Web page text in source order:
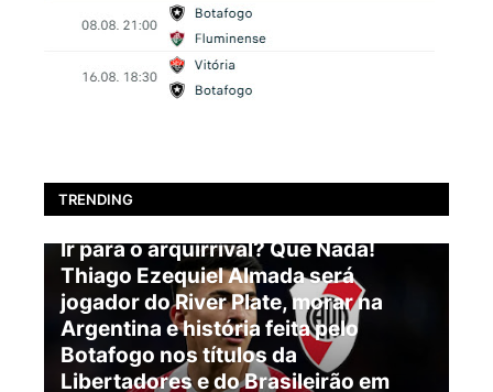
TRENDING
BOTAFOGO
Ir para o arquirrival? Que Nada!
Thiago Ezequiel Almada será
jogador do River Plate, morar na
Argentina e história feita pelo
Botafogo nos títulos da
Libertadores e do Brasileirão em